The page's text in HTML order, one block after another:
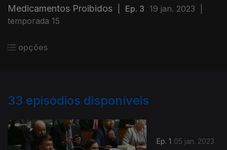
Medicamentos Proibidos Ep. 3 19 jan. 2023
temporada 15
opções
33 episódios disponíveis
Ep. 1 05 jan. 2023